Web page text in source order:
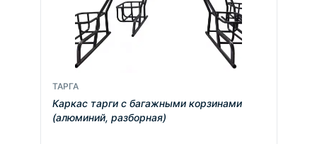
ТАРГА
Каркас тарги с багажными корзинами
(алюминий, разборная)